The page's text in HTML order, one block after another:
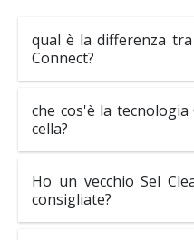
qual è la differenza
Connect?
che cos'è la
cella?
Ho un vecchio Sel
consigliate?